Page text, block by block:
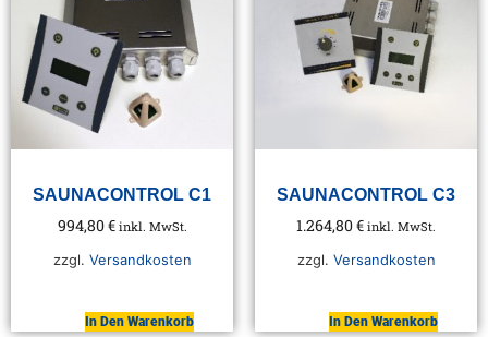
SAUNACONTROL C1
994,80€ inkl. MwSt.
zzgl. Versandkosten
In Den Warenkorb
SAUNACONTROL C3
1.264,80€ inkl. MwSt.
zzgl. Versandkosten
In Den Warenkorb